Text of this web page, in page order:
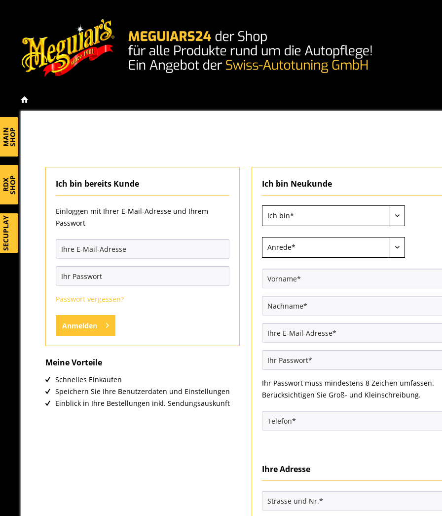
MAINSHOP
RDXSHOP
SECUPLAY
Ich bin Neukunde
Ihr Passwort muss mindestens 8 Zeichen umfassen.
Berücksichtigen Sie Groß- und Kleinschreibung.
Ihre Adresse
Ich bin bereits Kunde
Einloggen mit Ihrer E-Mail-Adresse und Ihrem
Passwort
Passwort vergessen?
Anmelden
Meine Vorteile
Schnelles Einkaufen
Speichern Sie Ihre Benutzerdaten und Einstellungen
Einblick in Ihre Bestellungen inkl. Sendungsauskunft